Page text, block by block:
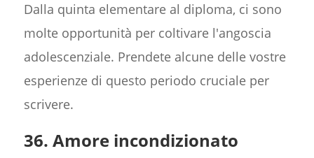
Dalla quinta elementare al diploma, ci sono
molte opportunità per coltivare l'angoscia
adolescenziale. Prendete alcune delle vostre
esperienze di questo periodo cruciale per
scrivere.
36. Amore incondizionato